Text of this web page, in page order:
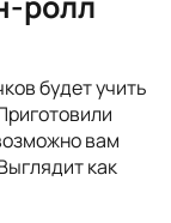
будет учить
вам
как